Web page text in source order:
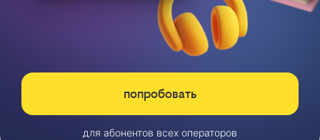
попробовать
для абонентов всех операторов